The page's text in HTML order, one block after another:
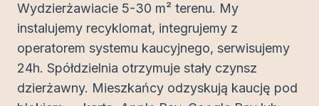
Wydzierżawiacie 5-30 m² terenu. My
instalujemy recyklomat, integrujemy z
operatorem systemu kaucyjnego, serwisujemy
24h. Spółdzielnia otrzymuje stały czynsz
dzierżawny. Mieszkańcy odzyskują kaucję pod